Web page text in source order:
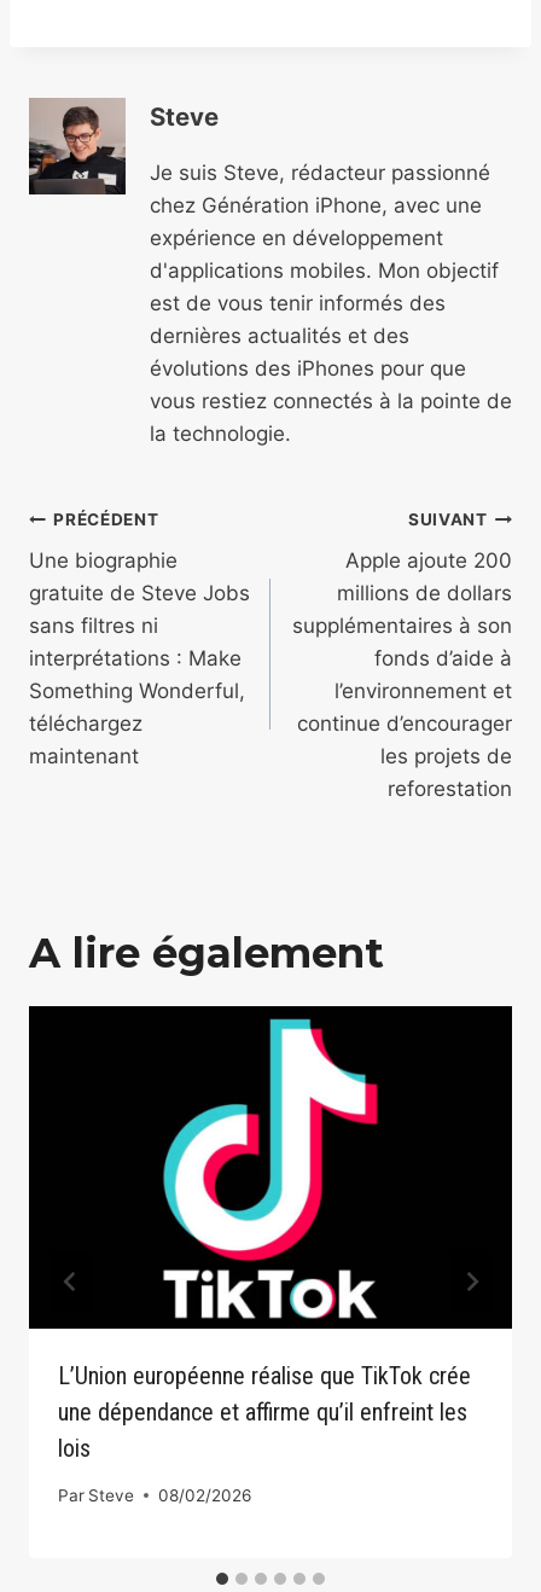
Steve
Je suis Steve, rédacteur passionné
chez Génération iPhone, avec une
expérience en développement
d'applications mobiles. Mon objectif
est de vous tenir informés des
dernières actualités et des
évolutions des iPhones pour que
vous restiez connectés à la pointe de
la technologie.
Navigation
de
l’article
PRÉCÉDENT
Une biographie
gratuite de Steve Jobs
sans filtres ni
interprétations : Make
Something Wonderful,
téléchargez
maintenant
SUIVANT
Apple ajoute 200
millions de dollars
supplémentaires à son
fonds d’aide à
l’environnement et
continue d’encourager
les projets de
reforestation
A lire également
L’Union européenne réalise que TikTok crée
une dépendance et affirme qu’il enfreint les
lois
Par Steve 08/02/2026